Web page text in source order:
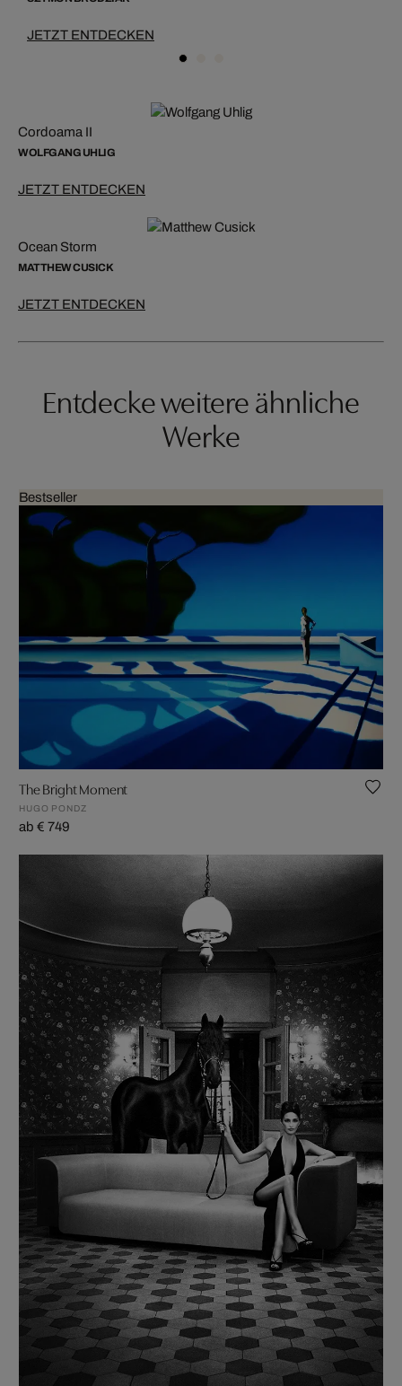
JETZT ENTDECKEN
Cordoama II
WOLFGANG UHLIG
JETZT ENTDECKEN
Ocean Storm
MATTHEW CUSICK
JETZT ENTDECKEN
Entdecke weitere ähnliche
Werke
Bestseller
The Bright Moment
HUGO PONDZ
ab € 749